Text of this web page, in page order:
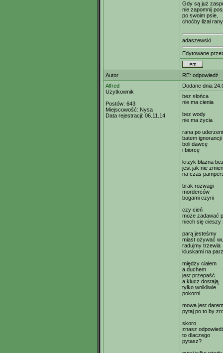
Gdy są już
nie zapomnij
po swoim psie,
choćby lizał
adaszewski
Edytowane
Autor
RE: odpowiedź
Alfred
Użytkownik
Postów: 643
Miejscowość: Nysa
Data rejestracji: 06.11.14
Dodane dnia
bez słońca
nie ma cienia
bez wody
nie ma życia
rana po
batem ignorancji
boli dawcę
i biorcę
krzyk błazna
jest jak nie
na czas
brak rozwagi
morderców
bogami czyni
czy cień
może zadawać
niech się cieszy
parą jesteśmy
miast ożywać
radujmy trzewia
kluskami na
między ciałem
a duchem
jest przepaść
a klucz dostają
tylko wnikliwie
pokorni
mowa jest darem
pytaj po to by
skoro
znasz
to dlaczego
pytasz?